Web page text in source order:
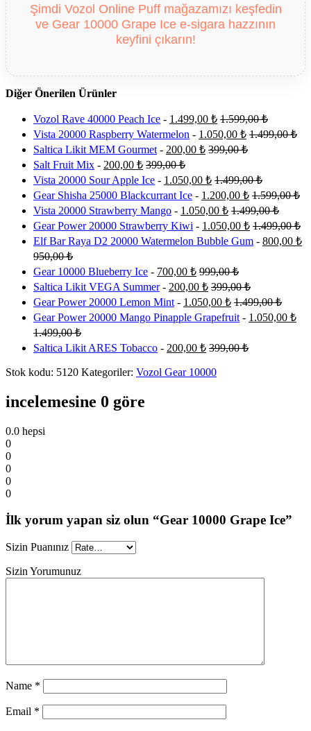
Şimdi Vozol Online Puff mağazamızı keşfedin
ve Gear 10000 Grape Ice e-sigara hazzının
keyfini çıkarın!
Diğer Önerilen Ürünler
Vozol Rave 40000 Peach Ice - 1.499,00 ₺ 1.599,00₺
Vista 20000 Raspberry Watermelon - 1.050,00 ₺ 1.499,00₺
Saltica Likit MEM Gourmet - 200,00 ₺ 399,00₺
Salt Fruit Mix - 200,00 ₺ 399,00₺
Vista 20000 Sour Apple Ice - 1.050,00 ₺ 1.499,00₺
Gear Shisha 25000 Blackcurrant Ice - 1.200,00 ₺ 1.599,00₺
Vista 20000 Strawberry Mango - 1.050,00 ₺ 1.499,00₺
Gear Power 20000 Strawberry Kiwi - 1.050,00 ₺ 1.499,00₺
Elf Bar Raya D2 20000 Watermelon Bubble Gum - 800,00 ₺
950,00₺
Gear 10000 Blueberry Ice - 700,00 ₺ 999,00₺
Saltica Likit VEGA Summer- 200,00 ₺ 399,00₺
Gear Power 20000 Lemon Mint - 1.050,00 ₺ 1.499,00₺
Gear Power 20000 Mango Pinapple Grapefruit - 1.050,00 ₺
1.499,00₺
Saltica Likit ARES Tobacco - 200,00 ₺ 399,00₺
Stok kodu: 5120 Kategoriler: Vozol Gear 10000
incelemesine 0 göre
0.0 hepsi
0
0
0
0
0
İlk yorum yapan siz olun “Gear 10000 Grape Ice”
Sizin Puanınız
Sizin Yorumunuz
Name *
Email *